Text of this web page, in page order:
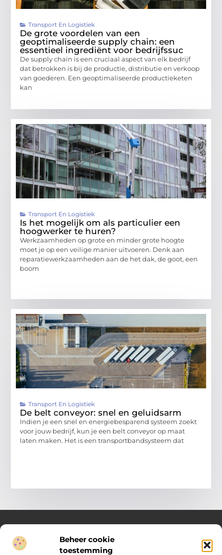
Beheer cookie
toestemming
Transport En Logistiek
De grote voordelen van een
geoptimaliseerde supply chain: een
essentieel ingrediënt voor bedrijfssuc
De supply chain is een cruciaal aspect van elk bedrijf
dat betrokken is bij de productie, distributie en verkoop
van goederen. Een geoptimaliseerde productieketen
kan
Transport En Logistiek
Is het mogelijk om als particulier een
hoogwerker te huren?
Werkzaamheden op grote en minder grote hoogte
moet je op een veilige manier uitvoeren. Denk aan
reparatiewerkzaamheden aan de het dak, de goot, een
boom
Transport En Logistiek
De belt conveyor: snel en geluidsarm
Indien je een snel en energiebesparend systeem zoekt
voor jouw bedrijf, kun je een belt conveyor op maat
laten maken. Het is een transportbandsysteem dat
Over Compleet Zakelijk